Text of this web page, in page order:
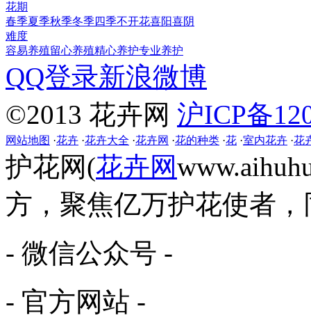
花期
春季夏季秋季冬季四季不开花喜阳喜阴
难度
容易养殖留心养殖精心养护专业养护
QQ登录新浪微博
©2013 花卉网 沪ICP备
网站地图 ·花卉 ·花卉大全 ·花卉网 ·花的种类 ·花 ·室内花卉 ·花
护花网(花卉网
方，聚焦亿万护花使者
- 微信公众号 -
- 官方网站 -